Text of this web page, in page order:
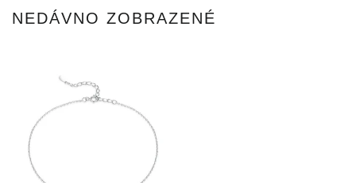
NEDÁVNO ZOBRAZENÉ